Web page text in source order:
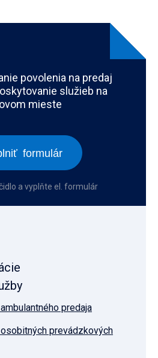
povolenia na predaj
služieb na
mieste
formulár
a vyplňte el. formulár
predaja
prevádzkových